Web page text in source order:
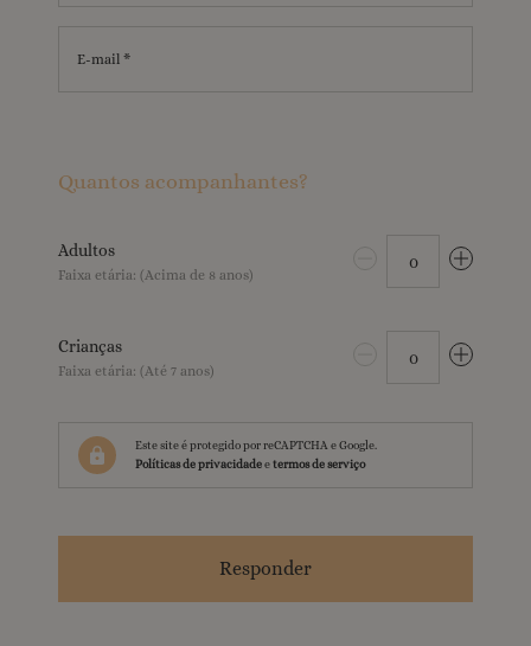
E-mail *
Quantos acompanhantes?
Adultos
Faixa etária: (Acima de 8 anos)
0
Crianças
Faixa etária: (Até 7 anos)
0
Este site é protegido por reCAPTCHA e Google.
Políticas de privacidadeetermos de serviço
Responder